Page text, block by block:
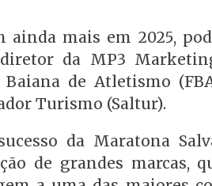
ainda mais em 2025,
da MP3
de Atletismo
Turismo (Saltur).
da Maratona
de grandes marcas,